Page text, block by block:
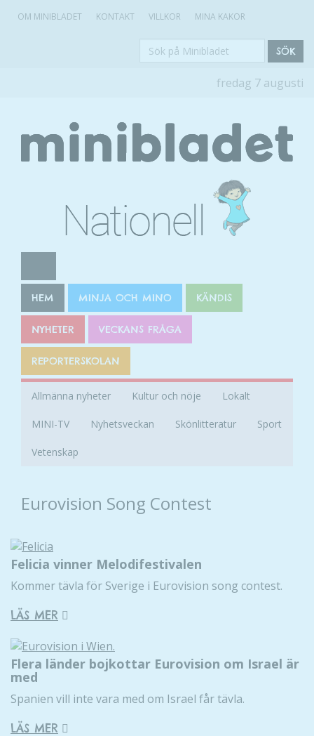
OM MINIBLADET KONTAKT VILLKOR MINA KAKOR
Sök
SÖK
fredag 7 augusti
HEM MINJA OCH MINO KÄNDIS
NYHETER VECKANS FRÅGA
REPORTERSKOLAN
Allmänna nyheter Kultur och nöje Lokalt
MINI-TV Nyhetsveckan Skönlitteratur Sport
Vetenskap
Eurovision Song Contest
Felicia vinner Melodifestivalen
Kommer tävla för Sverige i Eurovision song contest.
LÄS MER
Flera länder bojkottar Eurovision om Israel är
med
Spanien vill inte vara med om Israel får tävla.
LÄS MER